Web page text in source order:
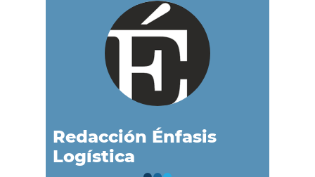
Redacción Énfasis
Logística